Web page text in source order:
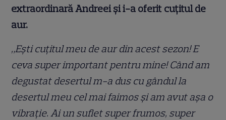
extraordinară Andreei și i-a oferit cuțitul de
aur.
„Ești cuțitul meu de aur din acest sezon! E
ceva super important pentru mine! Când am
degustat desertul m-a dus cu gândul la
desertul meu cel mai faimos și am avut așa o
vibrație. Ai un suflet super frumos, super